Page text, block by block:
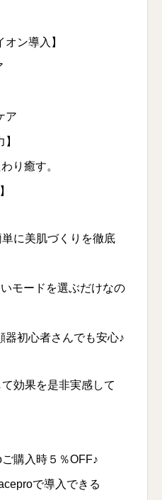
オン導入】
ア
り癒す。
単に美肌づくりを徹底
モードを選ぶだけなの
器初心者さんでも安心♪
効果を是非実感して
購入時５％OFF♪
で導入できる